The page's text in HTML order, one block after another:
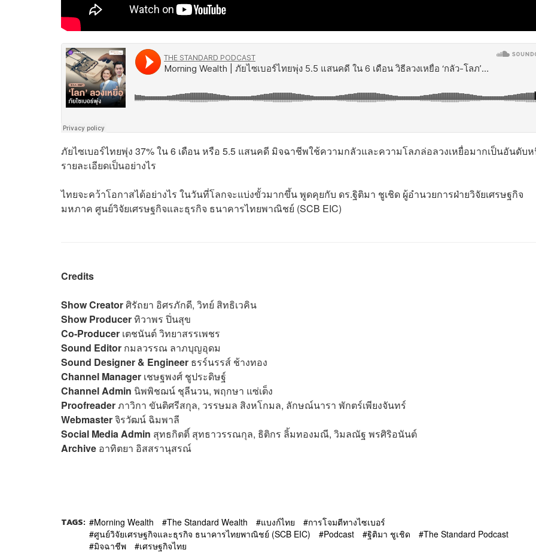
ภัยไซเบอร์ไทยพุ่ง 37% ใน 6 เดือน หรือ 5.5 แสนคดี มิจฉาชีพใช้ความกลัวและความโลภล่อลวงเหยื่อมากเป็นอันดับ
รายละเอียดเป็นอย่างไร
ไทยจะคว้าโอกาสได้อย่างไร ในวันที่โลกจะแบ่งขั้วมากขึ้น พูดคุยกับ ดร.ฐิติมา ชูเชิด ผู้อำนวยการฝ่ายวิจัยเศรษฐกิจ
มหภาค ศูนย์วิจัยเศรษฐกิจและธุรกิจ ธนาคารไทยพาณิชย์ (SCB EIC)
Credits
Show Creatorศิรัถยา อิศรภักดี, วิทย์ สิทธิเวคิน
Show Producerทิวาพร ปิ่นสุข
Co-Producer เตชนันต์ วิทยาสรรเพชร
Sound Editor กมลวรรณ ลาภบุญอุดม
Sound Designer & Engineer ธรร์นรรส์ ช้างทอง
Channel Manager เชษฐพงศ์ ชูประดิษฐ์
Channel Admin นิพพิชฌน์ ชุลีนวน, พฤกษา แซ่เต็ง
Proofreaderภาวิกา ขันติศรีสกุล, วรรษมล สิงหโกมล, ลักษณ์นารา พักตร์เพียงจันทร์
Webmasterจิรวัฒน์ ฉิมพาลี
Social Media Admin สุทธกิตติ์​ สุทธาวรรณกุล, ธิติกร ลิ้มทองมณี, วิมลณัฐ พรศิริอนันต์
Archive อาทิตยา อิสสรานุสรณ์
TAGS: Morning Wealth The Standard Wealth แบงก์ไทย
การโจมตีทางไซเบอร์
ศูนย์วิจัยเศรษฐกิจและธุรกิจ ธนาคารไทยพาณิชย์ (SCB EIC)
Podcast ฐิติมา ชูเชิด
The Standard Podcast
มิจฉาชีพ
เศรษฐกิจไทย